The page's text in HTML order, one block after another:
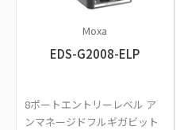
Moxa
EDS-G2008-ELP
8ポートエントリーレベル ア
ンマネージドフルギガビット